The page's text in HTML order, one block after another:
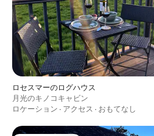
ロセスマーのログハウス
月光のキノコキャビン
ロケーション · アクセス · おもてなし